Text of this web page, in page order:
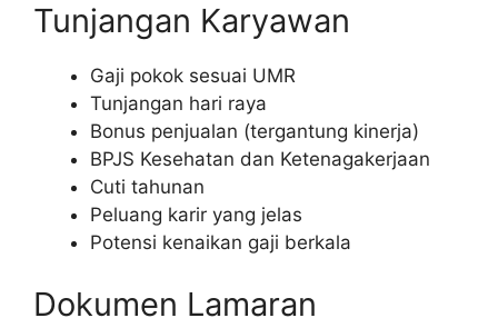
Tunjangan Karyawan
Gaji pokok sesuai UMR
Tunjangan hari raya
Bonus penjualan (tergantung kinerja)
BPJS Kesehatan dan Ketenagakerjaan
Cuti tahunan
Peluang karir yang jelas
Potensi kenaikan gaji berkala
Dokumen Lamaran